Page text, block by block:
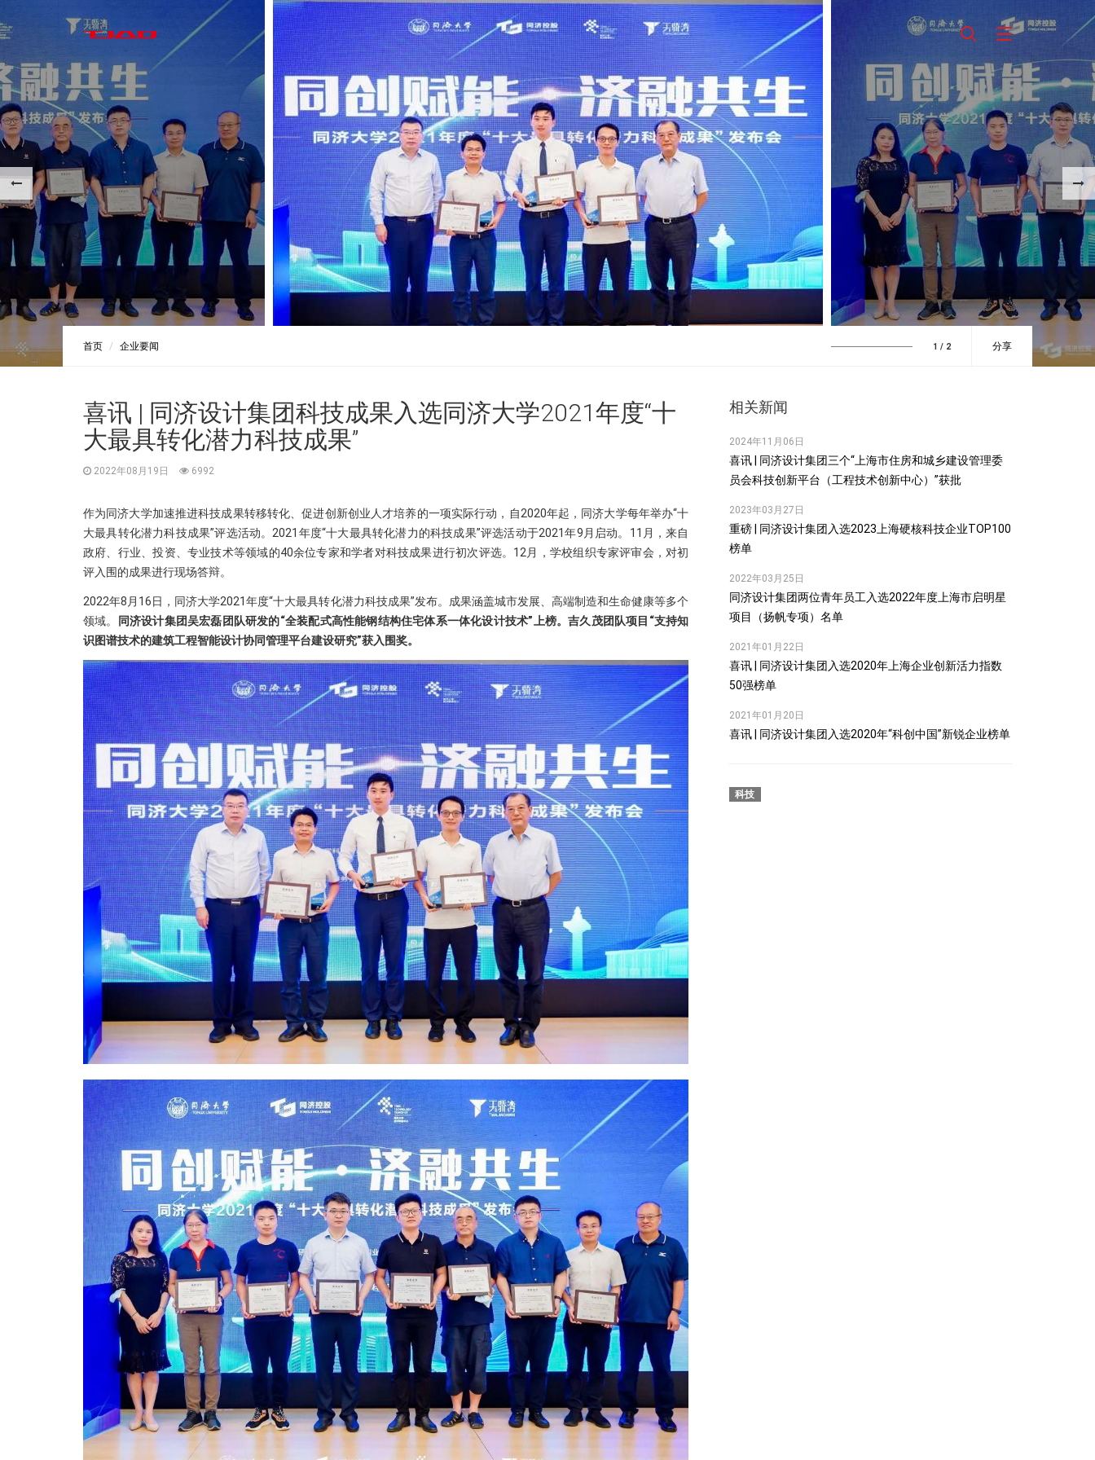
首页 企业要闻 1 / 2 分享
喜讯 | 同济设计集团科技成果入选同济大学2021年度“十
大最具转化潜力科技成果”
2022年08月19日 6992
作为同济大学加速推进科技成果转移转化、促进创新创业人才培养的一项实际行动，自2020年起，同济大学每年举办“十
大最具转化潜力科技成果”评选活动。2021年度“十大最具转化潜力的科技成果”评选活动于2021年9月启动。11月，来自
政府、行业、投资、专业技术等领域的40余位专家和学者对科技成果进行初次评选。12月，学校组织专家评审会，对初
评入围的成果进行现场答辩。
2022年8月16日，同济大学2021年度“十大最具转化潜力科技成果”发布。成果涵盖城市发展、高端制造和生命健康等多个
领域。
同济设计集团吴宏磊团队研发的“全装配式高性能钢结构住宅体系一体化设计技术”上榜。吉久茂团队项目“支持知
识图谱技术的建筑工程智能设计协同管理平台建设研究”获入围奖。
相关新闻
2024年11月06日
喜讯 | 同济设计集团三个“上海市住房和城乡建设管理委
员会科技创新平台（工程技术创新中心）”获批
2023年03月27日
重磅 | 同济设计集团入选2023上海硬核科技企业TOP100
榜单
2022年03月25日
同济设计集团两位青年员工入选2022年度上海市启明星
项目（扬帆专项）名单
2021年01月22日
喜讯 | 同济设计集团入选2020年上海企业创新活力指数
50强榜单
2021年01月20日
喜讯 | 同济设计集团入选2020年“科创中国”新锐企业榜单
科技